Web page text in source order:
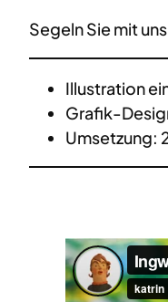
Segeln Sie mit
Illustration
Grafik-
Umsetzung: